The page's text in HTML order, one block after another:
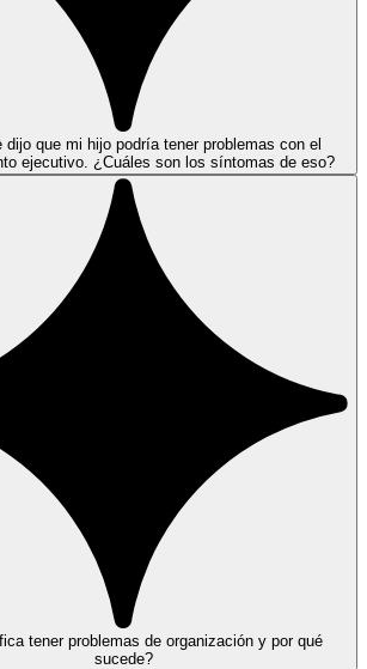
dijo que mi hijo podría tener problemas con el
ejecutivo. ¿Cuáles son los síntomas de eso?
tener problemas de organización y por qué
sucede?